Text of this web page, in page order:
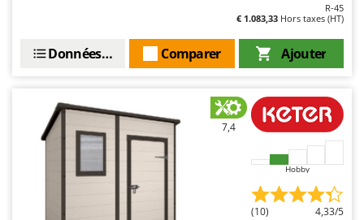
R-45
€ 1.083,33 Hors taxes (HT)
Ajouter
Comparer
Données techniques
7,4
Hobby
(10) 4,33/5